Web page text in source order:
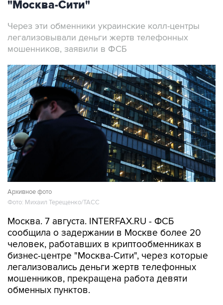
"Москва-Сити"
Через эти обменники украинские колл-центры
легализовывали деньги жертв телефонных
мошенников, заявили в ФСБ
Архивное фото
Фото: Михаил Терещенко/ТАСС
Москва. 7 августа. INTERFAX.RU - ФСБ
сообщила о задержании в Москве более 20
человек, работавших в криптообменниках в
бизнес-центре "Москва-Сити", через которые
легализовались деньги жертв телефонных
мошенников, прекращена работа девяти
обменных пунктов.